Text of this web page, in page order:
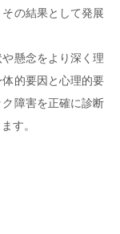
の結果として発展
懸念をより深く理
的要因と心理的要
障害を正確に診断
す。